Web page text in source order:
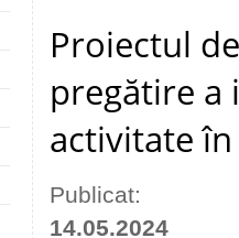
Proiectul
pregătire
activitate
Publicat:
14.05.2024